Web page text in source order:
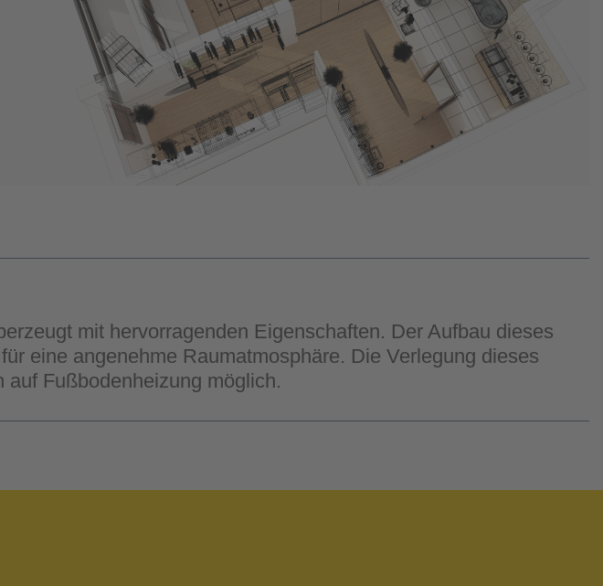
mit hervorragenden Eigenschaften. Der Aufbau dieses
eine angenehme Raumatmosphäre. Die Verlegung dieses
Fußbodenheizung möglich.